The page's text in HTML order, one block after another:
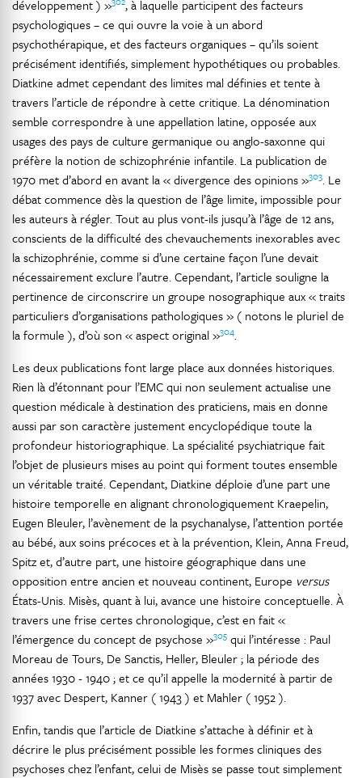
développement ) »
, à laquelle participent des facteurs
psychologiques – ce qui ouvre la voie à un abord
psychothérapique, et des facteurs organiques – qu’ils soient
précisément identifiés, simplement hypothétiques ou probables.
Diatkine admet cependant des limites mal définies et tente à
travers l’article de répondre à cette critique. La dénomination
semble correspondre à une appellation latine, opposée aux
usages des pays de culture germanique ou anglo-saxonne qui
préfère la notion de schizophrénie infantile. La publication de
1970 met d’abord en avant la « divergence des opinions »303. Le
débat commence dès la question de l’âge limite, impossible pour
les auteurs à régler. Tout au plus vont-ils jusqu’à l’âge de 12 ans,
conscients de la difficulté des chevauchements inexorables avec
la schizophrénie, comme si d’une certaine façon l’une devait
nécessairement exclure l’autre. Cependant, l’article souligne la
pertinence de circonscrire un groupe nosographique aux « traits
particuliers d’organisations pathologiques » ( notons le pluriel de
la formule ), d’où son « aspect original »304.
Les deux publications font large place aux données historiques.
Rien là d’étonnant pour l’EMC qui non seulement actualise une
question médicale à destination des praticiens, mais en donne
aussi par son caractère justement encyclopédique toute la
profondeur historiographique. La spécialité psychiatrique fait
l’objet de plusieurs mises au point qui forment toutes ensemble
un véritable traité. Cependant, Diatkine déploie d’une part une
histoire temporelle en alignant chronologiquement Kraepelin,
Eugen Bleuler, l’avènement de la psychanalyse, l’attention portée
au bébé, aux soins précoces et à la prévention, Klein, Anna Freud,
Spitz et, d’autre part, une histoire géographique dans une
opposition entre ancien et nouveau continent, Europe versus
États-Unis. Misès, quant à lui, avance une histoire conceptuelle. À
travers une frise certes chronologique, c’est en fait «
l’émergence du concept de psychose »305 qui l’intéresse : Paul
Moreau de Tours, De Sanctis, Heller, Bleuler ; la période des
années 1930 - 1940 ; et ce qu’il appelle la modernité à partir de
1937 avec Despert, Kanner ( 1943 ) et Mahler ( 1952 ).
Enfin, tandis que l’article de Diatkine s’attache à définir et à
décrire le plus précisément possible les formes cliniques des
psychoses chez l’enfant, celui de Misès se passe tout simplement